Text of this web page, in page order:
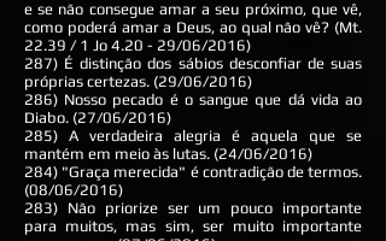
e se não consegue amar a seu próximo, que vê,
como poderá amar a Deus, ao qual não vê? (Mt.
22.39 / 1 Jo 4.20 - 29/06/2016)
287) É distinção dos sábios desconfiar de suas
próprias certezas. (29/06/2016)
286) Nosso pecado é o sangue que dá vida ao
Diabo. (27/06/2016)
285) A verdadeira alegria é aquela que se
mantém em meio às lutas. (24/06/2016)
284) "Graça merecida" é contradição de termos.
(08/06/2016)
283) Não priorize ser um pouco importante
para muitos, mas sim, ser muito importante